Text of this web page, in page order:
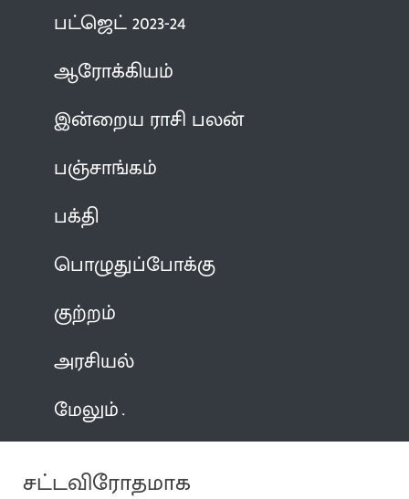
பட்ஜெட் 2023-24
ஆரோக்கியம்
இன்றைய ராசி பலன்
பஞ்சாங்கம்
பக்தி
பொழுதுப்போக்கு
குற்றம்
அரசியல்
மேலும்
சட்டவிரோதமாக